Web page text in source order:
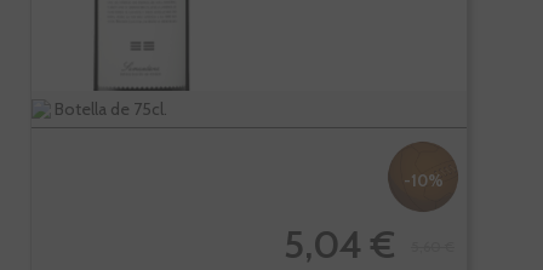
Botella de 75cl.
-10%
5,04 €